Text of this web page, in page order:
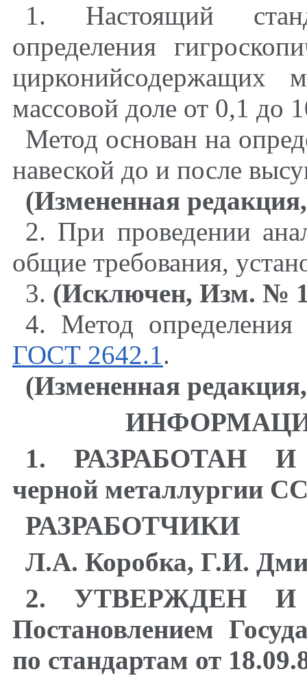
1. Настоящий
определения
цирконийсодержащих
массовой доле от 0,1 до
Метод основан на
навеской до и после
(Измененная
2. При проведении
общие требования,
3. (Исключен, Изм. №
4. Метод определения
ГОСТ 2642.1.
(Измененная
1.
РАЗРАБОТАН И
черной металлургии
РАЗРАБОТЧИКИ
Л.А. Коробка, Г.И.
2.
УТВЕРЖДЕН
Постановлением
по стандартам от